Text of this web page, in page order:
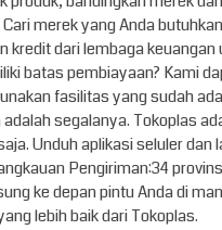
merek yang Anda
kredit dari lembaga keuangan
batas pembiayaan? Kami
fasilitas yang sudah
segalanya. Tokoplas
Unduh aplikasi seluler dan
Pengiriman:34
ke depan pintu Anda di
lebih baik dari Tokoplas.